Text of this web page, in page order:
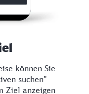
können Sie
suchen"
Ziel anzeigen